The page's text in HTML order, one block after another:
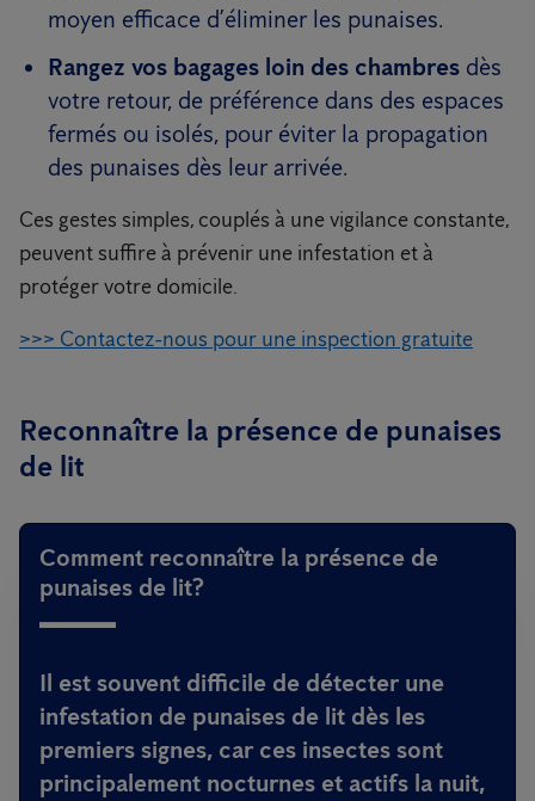
moyen efficace d’éliminer les punaises.
Rangez vos bagages loin des chambres dès
votre retour, de préférence dans des espaces
fermés ou isolés, pour éviter la propagation
des punaises dès leur arrivée.
Ces gestes simples, couplés à une vigilance constante,
peuvent suffire à prévenir une infestation et à
protéger votre domicile.
>>> Contactez-nous pour une inspection gratuite
Reconnaître la présence de punaises
de lit
Comment reconnaître la présence de
punaises de lit?
Il est souvent difficile de détecter une
infestation de punaises de lit dès les
premiers signes, car ces insectes sont
principalement nocturnes et actifs la nuit,